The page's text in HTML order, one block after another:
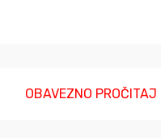
OBAVEZNO